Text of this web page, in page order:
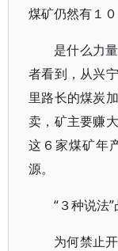
煤矿仍然有１０
是什么力
者看到，从兴
里路长的煤炭
卖，矿主要赚
这６家煤矿年
源。
“３种说法
为何禁止